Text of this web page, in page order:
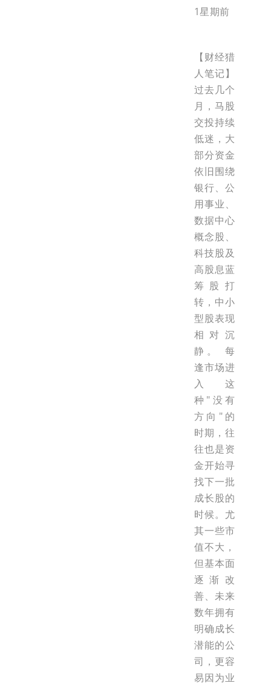
1星期前
【财经猎
人笔记】
过去几个
月，马股
交投持续
低迷，大
部分资金
依旧围绕
银行、公
用事业、
数据中心
概念股、
科技股及
高股息蓝
筹股打
转，中小
型股表现
相对沉
静。 每
逢市场进
入这
种"没有
方向"的
时期，往
往也是资
金开始寻
找下一批
成长股的
时候。尤
其一些市
值不大，
但基本面
逐渐改
善、未来
数年拥有
明确成长
潜能的公
司，更容
易因为业